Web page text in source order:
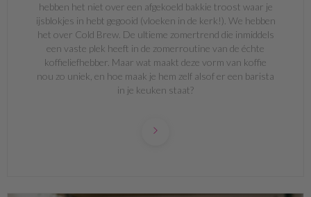
hebben het niet over een afgekoeld bakkie troost waar je
ijsblokjes in hebt gegooid (vloeken in de kerk!). We hebben
het over Cold Brew. De ultieme zomertrend die inmiddels
een vaste plek heeft in de zomerroutine van de échte
koffieliefhebber. Maar wat maakt deze vorm van koffie
nou zo uniek, en hoe maak je hem zelf alsof er een barista
in je keuken staat?